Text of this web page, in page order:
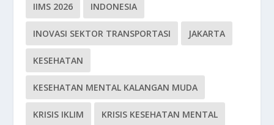
IIMS 2026 INDONESIA
INOVASI SEKTOR TRANSPORTASI JAKARTA
KESEHATAN
KESEHATAN MENTAL KALANGAN MUDA
KRISIS IKLIM KRISIS KESEHATAN MENTAL